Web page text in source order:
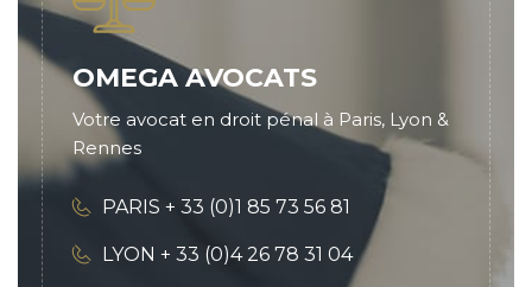
OMEGA AVOCATS
Votre avocat en droit pénal à Paris, Lyon &
Rennes
PARIS + 33 (0)1 85 73 56 81
LYON + 33 (0)4 26 78 31 04